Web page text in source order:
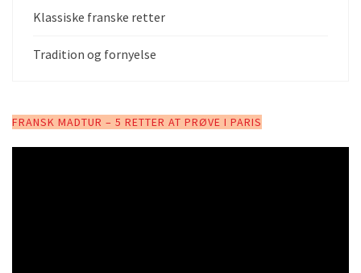
Klassiske franske retter
Tradition og fornyelse
FRANSK MADTUR – 5 RETTER AT PRØVE I PARIS